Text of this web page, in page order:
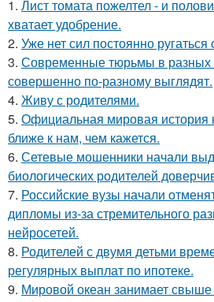
1. Лист томата пожелтел - и
хватает удобрение.
2. Уже нет сил постоянно ругаться
3. Современные тюрьмы в разных
совершенно по-разному выглядят.
4. Живу с родителями.
5. Официальная мировая история
ближе к нам, чем кажется.
6. Сетевые мошенники начали
биологических родителей
7. Российские вузы начали
дипломы из-за стремительного
нейросетей.
8. Родителей с двумя детьми
регулярных выплат по ипотеке.
9. Мировой океан занимает